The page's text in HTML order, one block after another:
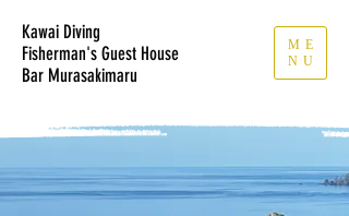
Kawai Diving
Fisherman's Guest House
​Bar Murasakimaru
ME
NU